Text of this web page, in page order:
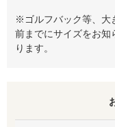
※ゴルフバック等、大
前までにサイズをお知
ります。